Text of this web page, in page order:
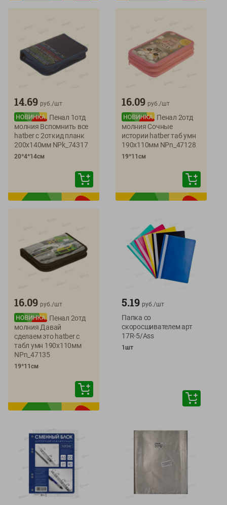
14.69 руб./шт
Пенал 1отд
молния Вспомнить все
hatber с 2откид планк
200х140мм NPk_74317
20*4*14см
16.09 руб./шт
Пенал 2отд
молния Сочные
истории hatber таб умн
190х110мм NPn_47128
19*11см
16.09 руб./шт
Пенал 2отд
молния Давай
сделаем это hatber с
табл умн 190х110мм
NPn_47135
19*11см
5.19 руб./шт
Папка со
скоросшивателем арт
17R-5/Ass
1шт